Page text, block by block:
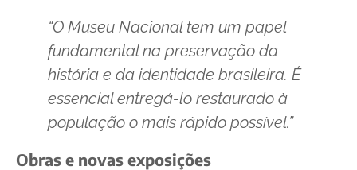
“O Museu Nacional tem um papel
fundamental na preservação da
história e da identidade brasileira. É
essencial entregá-lo restaurado à
população o mais rápido possível.”
Obras e novas exposições